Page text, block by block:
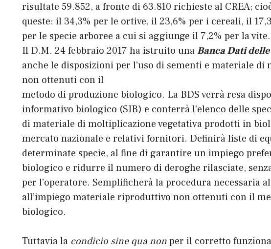
risultate 59.852, a fronte di 63.810 richieste al CREA;
queste: il 34,3% per le ortive, il 23,6% per i cereali, il
per le specie arboree a cui si aggiunge il 7,2% per la vite.
Il D.M. 24 febbraio 2017 ha istruito unaBanca Dati
anche le disposizioni per l’uso di sementi e materiale
non ottenuti con il
metodo di produzione biologico. La BDS verrà resa
informativo biologico (SIB) e conterrà l’elenco delle
di materiale di moltiplicazione vegetativa prodotti in
mercato nazionale e relativi fornitori. Definirà liste di
determinate specie, al fine di garantire un impiego
biologico e ridurre il numero di deroghe rilasciate,
per l’operatore. Semplificherà la procedura necessaria
all’impiego materiale riproduttivo non ottenuti con il
biologico.
Tuttavia la condicio sine qua nonper il corretto